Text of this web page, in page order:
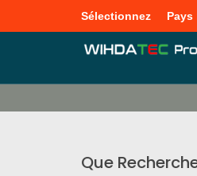
Sélectionnez Pays
Que